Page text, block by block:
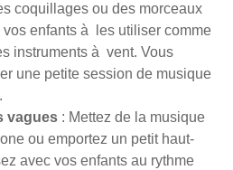
coquillages ou des morceaux
enfants à les utiliser comme
instruments à vent. Vous
une petite session de musique
vagues : Mettez de la musique
ou emportez un petit haut-
avec vos enfants au rythme